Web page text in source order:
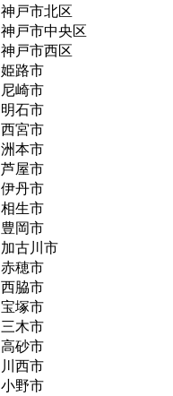
神戸市北区
神戸市中央区
神戸市西区
姫路市
尼崎市
明石市
西宮市
洲本市
芦屋市
伊丹市
相生市
豊岡市
加古川市
赤穂市
西脇市
宝塚市
三木市
高砂市
川西市
小野市